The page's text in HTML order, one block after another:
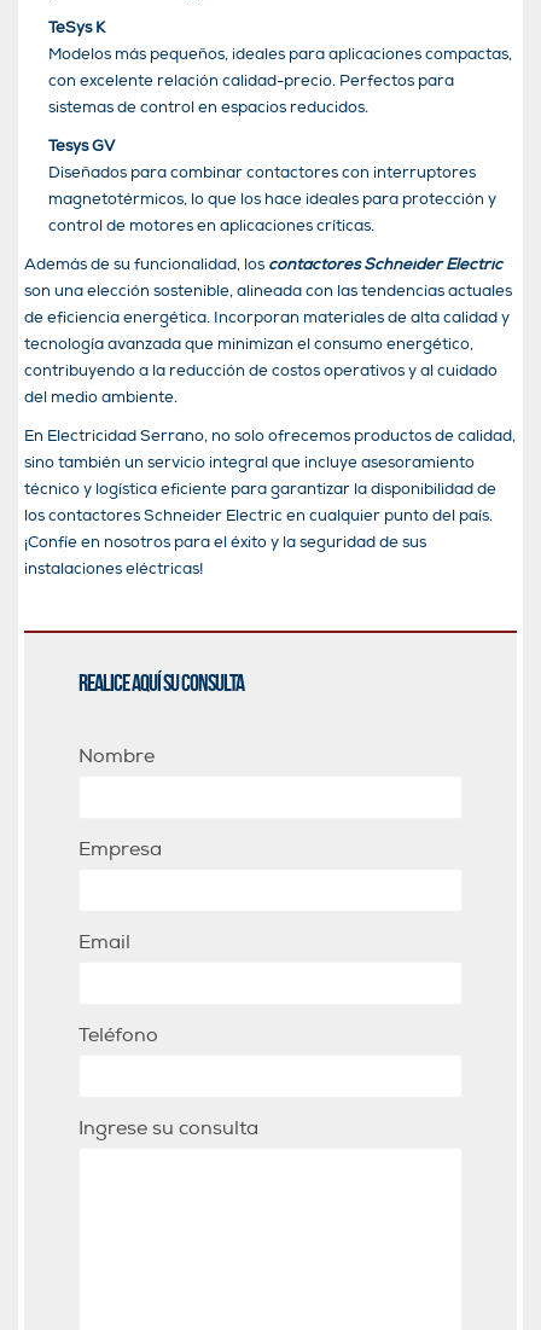
TeSys K
Modelos más pequeños, ideales para aplicaciones compactas,
con excelente relación calidad-precio. Perfectos para
sistemas de control en espacios reducidos.
Tesys GV
Diseñados para combinar contactores con interruptores
magnetotérmicos, lo que los hace ideales para protección y
control de motores en aplicaciones críticas.
Además de su funcionalidad, los contactores Schneider Electric
son una elección sostenible, alineada con las tendencias actuales
de eficiencia energética. Incorporan materiales de alta calidad y
tecnología avanzada que minimizan el consumo energético,
contribuyendo a la reducción de costos operativos y al cuidado
del medio ambiente.
En Electricidad Serrano, no solo ofrecemos productos de calidad,
sino también un servicio integral que incluye asesoramiento
técnico y logística eficiente para garantizar la disponibilidad de
los contactores Schneider Electric en cualquier punto del país.
¡Confíe en nosotros para el éxito y la seguridad de sus
instalaciones eléctricas!
Realice aquí su consulta
Nombre
Empresa
Email
Teléfono
Ingrese su consulta